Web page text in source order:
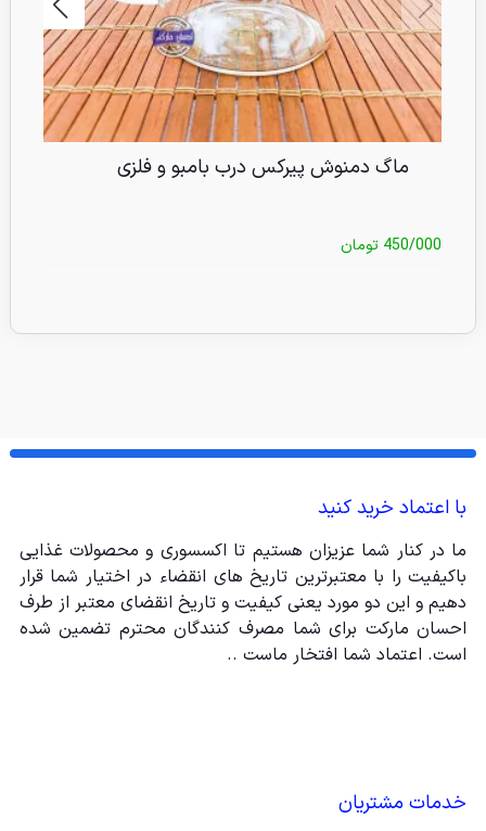
ماگ دمنوش پیرکس درب بامبو و فلزی
450/000 تومان
با اعتماد خرید کنید
ما در کنار شما عزیزان هستیم تا اکسسوری و محصولات غذایی
باکیفیت را با معتبرترین تاریخ های انقضاء در اختیار شما قرار
دهیم و این دو مورد یعنی کیفیت و تاریخ انقضای معتبر از طرف
احسان مارکت برای شما مصرف کنندگان محترم تضمین شده
است. اعتماد شما افتخار ماست ..
خدمات مشتریان